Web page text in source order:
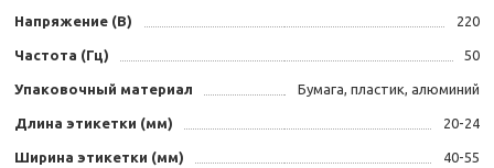
Напряжение (В) 220
Частота (Гц) 50
Упаковочный материал Бумага, пластик, алюминий
Длина этикетки (мм) 20-24
Ширина этикетки (мм) 40-55